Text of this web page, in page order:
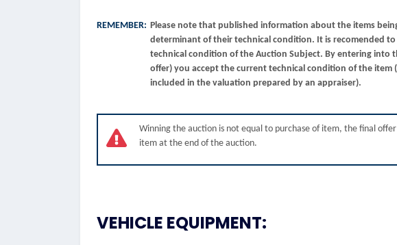
REMEMBER: Please note that published information about the items
determinant of their technical condition. It is recomended
technical condition of the Auction Subject. By entering into
offer) you accept the current technical condition of the item
included in the valuation prepared by an appraiser).
Winning the auction is not equal to purchase of item, the final
item at the end of the auction.
VEHICLE EQUIPMENT: